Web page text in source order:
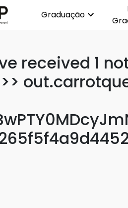
Graduação
received 1